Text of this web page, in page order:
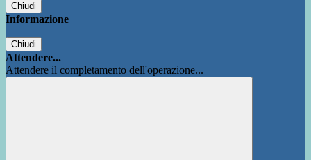
Chiudi
Informazione
Chiudi
Attendere...
Attendere il completamento dell'operazione...